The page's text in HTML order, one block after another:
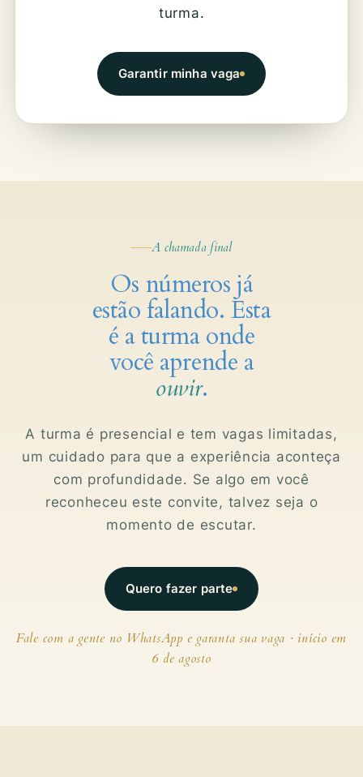
turma.
Garantir minha vaga
A chamada final
Os números já
estão falando. Esta
é a turma onde
você aprende a
ouvir.
A turma é presencial e tem vagas limitadas,
um cuidado para que a experiência aconteça
com profundidade. Se algo em você
reconheceu este convite, talvez seja o
momento de escutar.
Quero fazer parte
Fale com a gente no WhatsApp e garanta sua vaga · início em
6 de agosto